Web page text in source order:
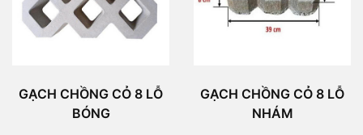
GẠCH CHỒNG CỎ 8 LỖ
BÓNG
GẠCH CHỒNG CỎ 8 LỖ
NHÁM